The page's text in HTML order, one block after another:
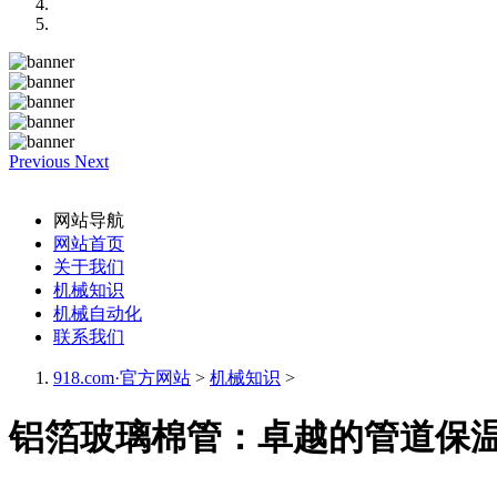
Previous Next
网站导航
网站首页
关于我们
机械知识
机械自动化
联系我们
918.com·官方网站 > 机械知识 >
铝箔玻璃棉管：卓越的管道保